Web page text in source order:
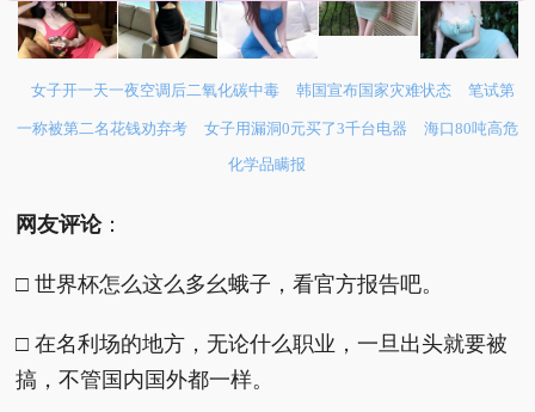
女子开一天一夜空调后二氧化碳中毒 韩国宣布国家灾难状态 笔试第
一称被第二名花钱劝弃考 女子用漏洞0元买了3千台电器
海口80吨高危
化学品瞒报
网友评论：
□ 世界杯怎么这么多幺蛾子，看官方报告吧。
□ 在名利场的地方，无论什么职业，一旦出头就要被
搞，不管国内国外都一样。